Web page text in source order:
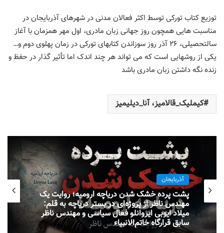
توزیع کتاب‌ تورکی‌ توسط اکثر فعالان‌ مدنی در شهرهای آذربایجان در
مناسبت هایی همچون روز جهانی زبان مادری، اول مهر همزمان با آغاز
سالتحصیلی، ۲۶ آذر روز سوزاندن کتابهای تورکی در زمان پهلوی دوم و…
یکی از روشهایی است که می تواند هر چند اندک اما تأثیر گذار در حفظ و
زنده نگه داشتن زبان مادری باشد
کیملیک_قالامیز، آنا_دیلیمیز
آذربایجان
پشت پرده خشک شدن دریاچه ارومیه؛ روایت یک
مهندس ناظر از پروژه‌ای در بستر دریاچه به قلم:
میلاد ایوبی ایروانلو فعال سیاسی و مهندس ناظر
سابق قرارگاه خاتم‌الانبیاء